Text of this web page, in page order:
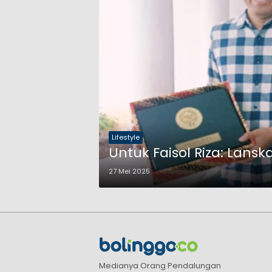
Lifestyle
Untuk Faisol Riza:
27 Mei 2025
Medianya Orang Pendalungan